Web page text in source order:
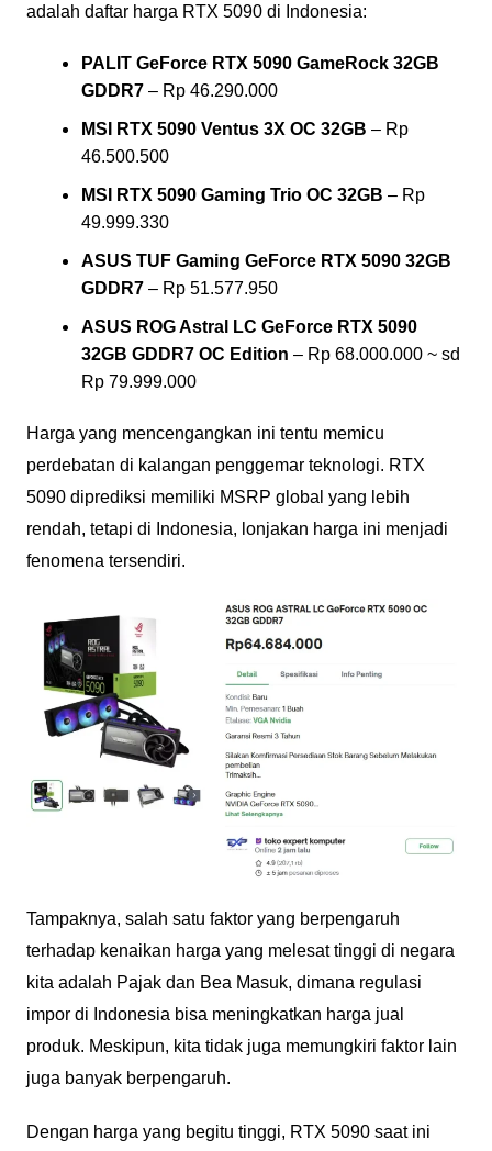
adalah daftar harga RTX 5090 di Indonesia:
PALIT GeForce RTX 5090 GameRock 32GB
GDDR7– Rp 46.290.000
MSI RTX 5090 Ventus 3X OC 32GB – Rp
46.500.500
MSI RTX 5090 Gaming Trio OC 32GB – Rp
49.999.330
ASUS TUF Gaming GeForce RTX 5090 32GB
GDDR7– Rp 51.577.950
ASUS ROG Astral LC GeForce RTX 5090
32GB GDDR7 OC Edition – Rp 68.000.000 ~ sd
Rp 79.999.000
Harga yang mencengangkan ini tentu memicu
perdebatan di kalangan penggemar teknologi. RTX
5090 diprediksi memiliki MSRP global yang lebih
rendah, tetapi di Indonesia, lonjakan harga ini menjadi
fenomena tersendiri.
Tampaknya, salah satu faktor yang berpengaruh
terhadap kenaikan harga yang melesat tinggi di negara
kita adalah Pajak dan Bea Masuk, dimana regulasi
impor di Indonesia bisa meningkatkan harga jual
produk. Meskipun, kita tidak juga memungkiri faktor lain
juga banyak berpengaruh.
Dengan harga yang begitu tinggi, RTX 5090 saat ini